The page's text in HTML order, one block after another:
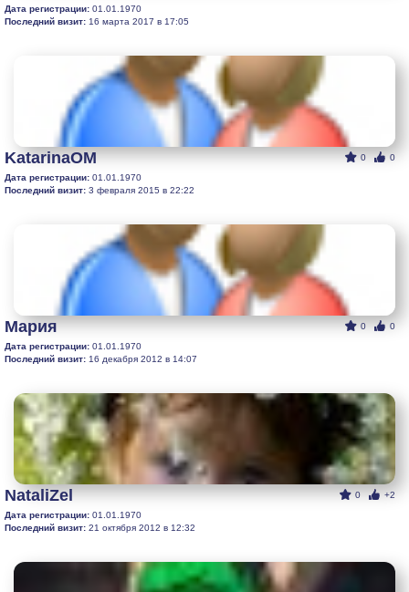
Дата регистрации: 01.01.1970
Последний визит: 16 марта 2017 в 17:05
0 0
KatarinaOM
Дата регистрации: 01.01.1970
Последний визит: 3 февраля 2015 в 22:22
0 0
Мария
Дата регистрации: 01.01.1970
Последний визит: 16 декабря 2012 в 14:07
0 +2
NataliZel
Дата регистрации: 01.01.1970
Последний визит: 21 октября 2012 в 12:32